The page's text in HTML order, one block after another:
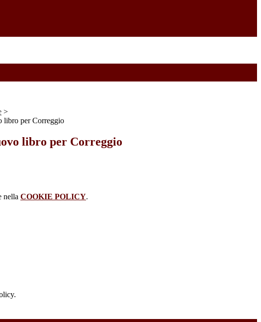
>
libro per Correggio
libro per Correggio
nella COOKIE POLICY.